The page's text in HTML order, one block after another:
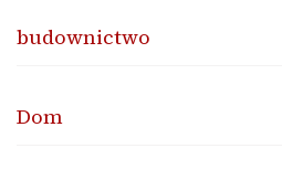
budownictwo
Dom